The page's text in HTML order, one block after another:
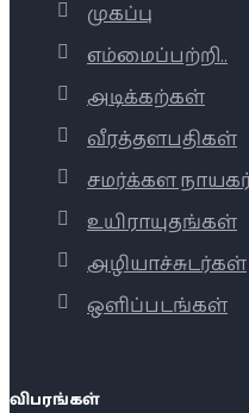
முகப்பு
எம்மைப்பற்றி..
அடிக்கற்கள்
வீரத்தளபதிகள்
சமர்க்கள
உயிராயுதங்கள்
அழியாச்சுடர்கள்
ஒளிப்படங்கள்
விபரங்கள்